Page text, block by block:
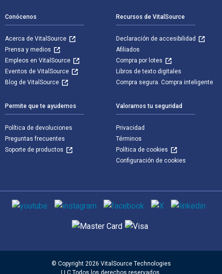
Conócenos
Acerca de VitalSource
Prensa y medios
Empleos en VitalSource
Eventos de VitalSource
Blog de VitalSource
Recursos de VitalSource
Declaración de accesibilidad
Afiliados
Compra por lotes
Libros de texto digitales
Compra segura. Compra inteligente
Permite que te ayudemos
Política de devoluciones
Preguntas frecuentes
Soporte de productos
Valoramos tu seguridad
Privacidad
Términos
Política de cookies
Configuración de cookies
Medios de comunicación social
Métodos de pago admitidos
© Copyright 2026 VitalSource Technologies
LLC Todos los derechos reservados.